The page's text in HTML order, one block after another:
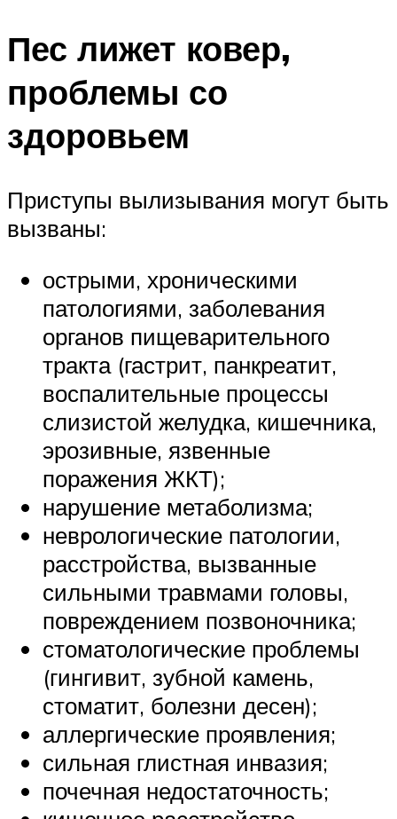
Пес лижет ковер,
проблемы со
здоровьем
Приступы вылизывания могут быть
вызваны:
острыми, хроническими
патологиями, заболевания
органов пищеварительного
тракта (гастрит, панкреатит,
воспалительные процессы
слизистой желудка, кишечника,
эрозивные, язвенные
поражения ЖКТ);
нарушение метаболизма;
неврологические патологии,
расстройства, вызванные
сильными травмами головы,
повреждением позвоночника;
стоматологические проблемы
(гингивит, зубной камень,
стоматит, болезни десен);
аллергические проявления;
сильная глистная инвазия;
почечная недостаточность;